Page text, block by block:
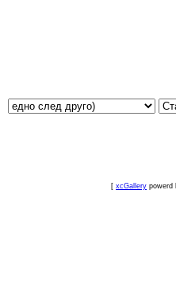
[ xcGallery